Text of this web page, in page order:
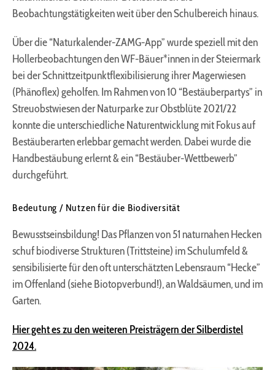
Beobachtungstätigkeiten weit über den Schulbereich hinaus.
Über die “Naturkalender-ZAMG-App” wurde speziell mit den
Hollerbeobachtungen den WF-Bäuer*innen in der Steiermark
bei der Schnittzeitpunktflexibilisierung ihrer Magerwiesen
(Phänoflex) geholfen. Im Rahmen von 10 “Bestäuberpartys” in
Streuobstwiesen der Naturparke zur Obstblüte 2021/22
konnte die unterschiedliche Naturentwicklung mit Fokus auf
Bestäuberarten erlebbar gemacht werden. Dabei wurde die
Handbestäubung erlernt & ein “Bestäuber-Wettbewerb”
durchgeführt.
Bedeutung / Nutzen für die Biodiversität
Bewusstseinsbildung! Das Pflanzen von 51 naturnahen Hecken
schuf biodiverse Strukturen (Trittsteine) im Schulumfeld &
sensibilisierte für den oft unterschätzten Lebensraum “Hecke”
im Offenland (siehe Biotopverbund!), an Waldsäumen, und im
Garten.
Hier geht es zu den weiteren Preisträgern der Silberdistel
2024.